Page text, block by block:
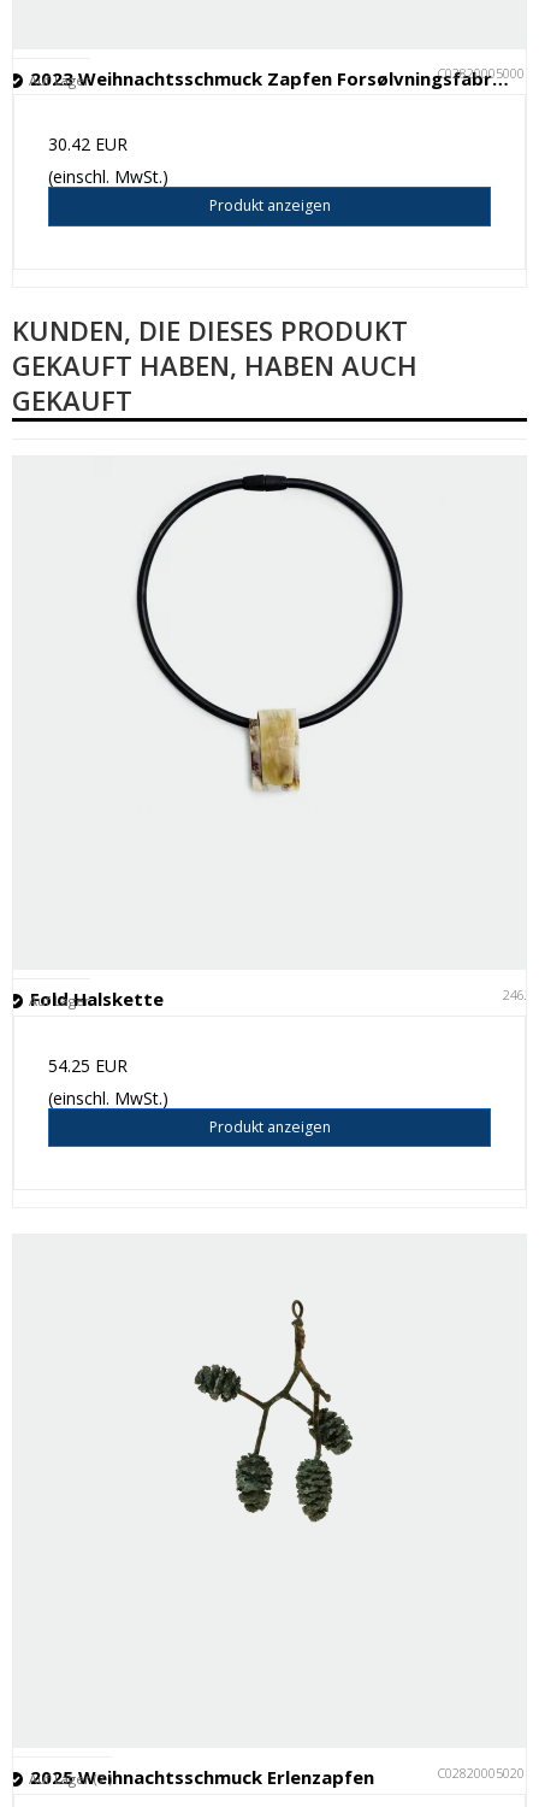
2023 Weihnachtsschmuck Zapfen Forsølvningsfabrikken
C028200050001
Auf Lager
30.42 EUR
(einschl. MwSt.)
Produkt anzeigen
KUNDEN, DIE DIESES PRODUKT
GEKAUFT HABEN, HABEN AUCH
GEKAUFT
Fold Halskette 2462
Auf Lager
54.25 EUR
(einschl. MwSt.)
Produkt anzeigen
2025 Weihnachtsschmuck Erlenzapfen C028200050201
Auf Lager (7 )